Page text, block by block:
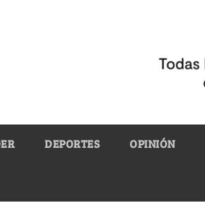
DEPORTES OPINIÓN